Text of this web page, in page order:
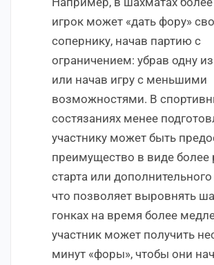
игрок может «дать фору»
сопернику, начав партию с
ограничением: убрав одну
или начав игру с меньшими
возможностями. В
состязаниях менее
участнику может быть
преимущество в виде более
старта или
что позволяет выровнять
гонках на время более
участник может получить
минут «форы», чтобы они